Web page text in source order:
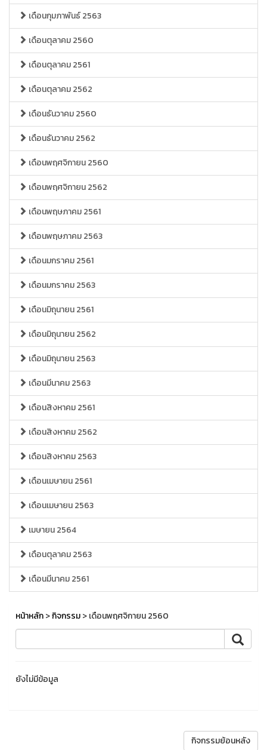
เดือนกุมภาพันธ์ 2563
เดือนตุลาคม 2560
เดือนตุลาคม 2561
เดือนตุลาคม 2562
เดือนธันวาคม 2560
เดือนธันวาคม 2562
เดือนพฤศจิกายน 2560
เดือนพฤศจิกายน 2562
เดือนพฤษภาคม 2561
เดือนพฤษภาคม 2563
เดือนมกราคม 2561
เดือนมกราคม 2563
เดือนมิถุนายน 2561
เดือนมิถุนายน 2562
เดือนมิถุนายน 2563
เดือนมีนาคม 2563
เดือนสิงหาคม 2561
เดือนสิงหาคม 2562
เดือนสิงหาคม 2563
เดือนเมษายน 2561
เดือนเมษายน 2563
เมษายน 2564
เดือนตุลาคม 2563
เดือนมีนาคม 2561
หน้าหลัก>กิจกรรม> เดือนพฤศจิกายน 2560
ยังไม่มีข้อมูล
กิจกรรมย้อนหลัง